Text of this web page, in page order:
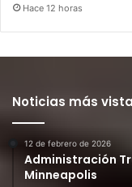
Hace 12 horas
Noticias más
12 de febrero de 2026
Administración
Minneapolis